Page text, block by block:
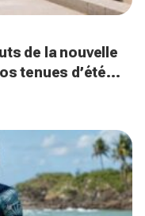
de la nouvelle
tenues d’été
chic